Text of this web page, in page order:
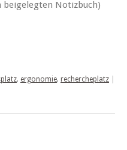
beigelegten Notizbuch)
, ergonomie, rechercheplatz